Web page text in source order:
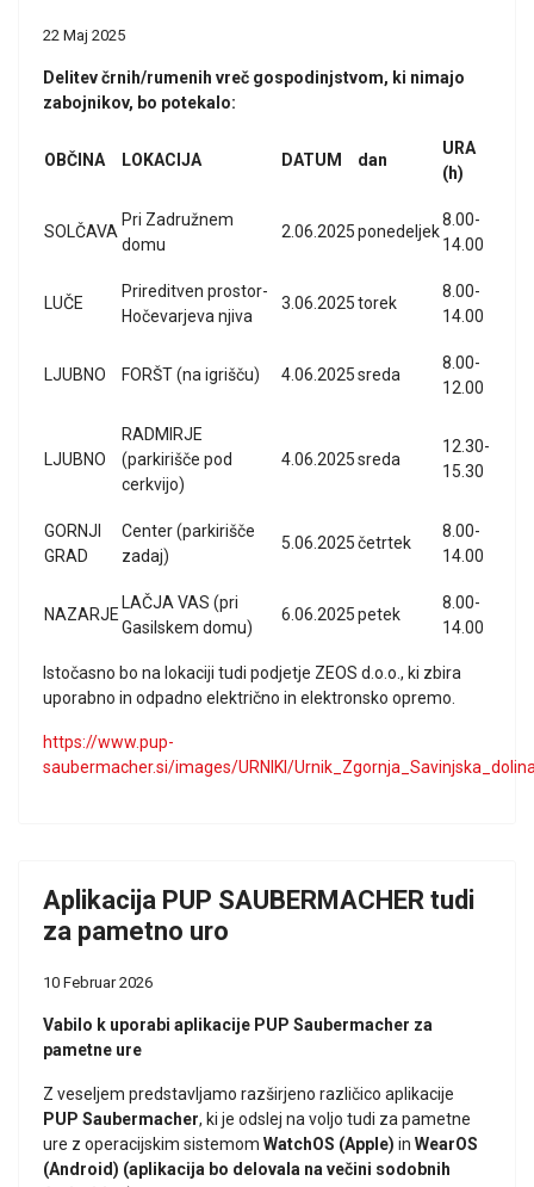
22 Maj 2025
Delitev črnih/rumenih vreč gospodinjstvom, ki nimajo
zabojnikov, bo potekalo:
OBČINA LOKACIJA DATUM dan
URA
(h)
SOLČAVA
Pri Zadružnem
domu
2.06.2025ponedeljek
8.00-
14.00
LUČE
Prireditven prostor-
Hočevarjeva njiva
3.06.2025torek
8.00-
14.00
LJUBNO FORŠT (na igrišču) 4.06.2025sreda
8.00-
12.00
LJUBNO
RADMIRJE
(parkirišče pod
cerkvijo)
4.06.2025sreda
12.30-
15.30
GORNJI
GRAD
Center (parkirišče
zadaj)
5.06.2025četrtek
8.00-
14.00
NAZARJE
LAČJA VAS (pri
Gasilskem domu)
6.06.2025petek
8.00-
14.00
Istočasno bo na lokaciji tudi podjetje ZEOS d.o.o., ki zbira
uporabno in odpadno električno in elektronsko opremo.
https://www.pup-
saubermacher.si/images/URNIKI/
Aplikacija PUP SAUBERMACHER tudi
za pametno uro
10 Februar 2026
Vabilo k uporabi aplikacije PUP Saubermacher za
pametne ure
Z veseljem predstavljamo razširjeno različico aplikacije
PUP Saubermacher, ki je odslej na voljo tudi za pametne
ure z operacijskim sistemom WatchOS (Apple) in WearOS
(Android) (aplikacija bo delovala na večini sodobnih